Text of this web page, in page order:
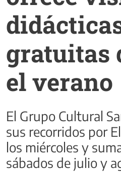
gratuitas
el verano
El Grupo Cultural
sus recorridos por
los miércoles y
sábados de julio y